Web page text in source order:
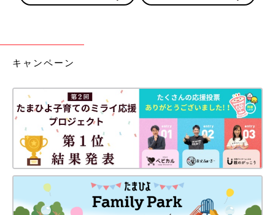
んね”ができる赤ちゃんはたくさんいるのに、お母さんたちが
大人はトントンされて眠っているわけではないですよね。赤ちゃ
もいいのに「赤ちゃんだから」というだけで抱っこしたりトント
ンしたりすると、いずれ抱っこやトントンがないと寝ない子にな
ってしまいます。
-子どもの「自分で寝る力」を私が奪ってしまっていたんです
ね…。
愛波さん：お母さんたちは赤ちゃんが一度トントンで寝てくれる
と「あ！ この子はトントンが好きなんだ！」と思い、ずっとそ
れで寝かしつけするようになります。でも、「これまで毎日トン
キャンペーン